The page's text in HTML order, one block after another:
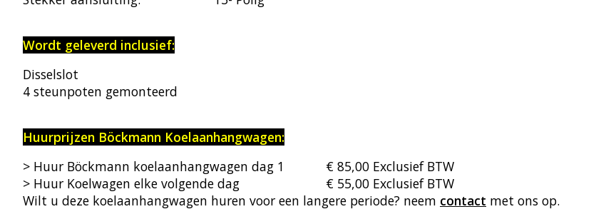
Wordt geleverd inclusief:
Disselslot
4 steunpoten gemonteerd
Huurprijzen Böckmann Koelaanhangwagen:
> Huur Böckmann koelaanhangwagen dag 1
€ 85,00 Exclusief BTW
> Huur Koelwagen elke volgende dag
€ 55,00 Exclusief BTW
Wilt u deze koelaanhangwagen huren voor een langere periode? neem contact met ons op.